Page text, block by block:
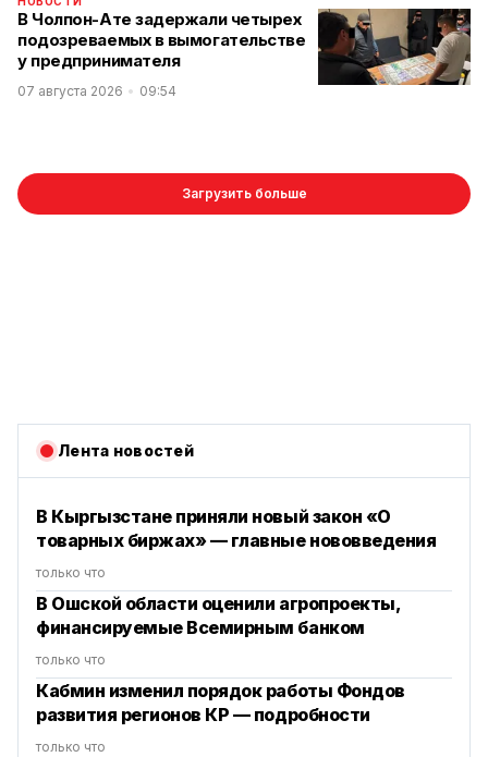
В Чолпон-Ате задержали четырех
подозреваемых в вымогательстве
у предпринимателя
07 августа 2026 09:54
Загрузить больше
Лента новостей
В Кыргызстане приняли новый закон «О
товарных биржах» — главные нововведения
только что
В Ошской области оценили агропроекты,
финансируемые Всемирным банком
только что
Кабмин изменил порядок работы Фондов
развития регионов КР — подробности
только что